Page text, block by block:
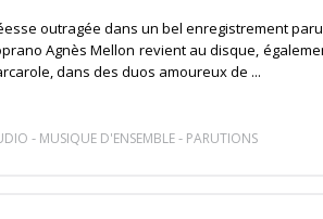
outragée dans un bel enregistrement
Agnès Mellon revient au disque,
dans des duos amoureux de ...
- MUSIQUE D'ENSEMBLE- PARUTIONS